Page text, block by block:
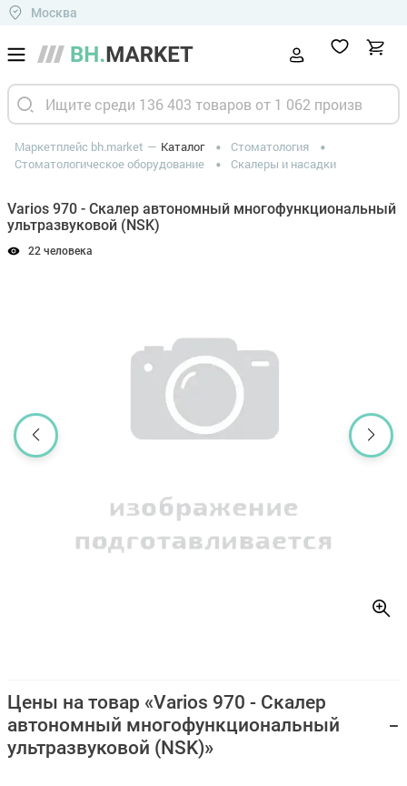
Москва
Маркетплейс bh.market Каталог
Стоматология
Стоматологическое оборудование
Скалеры и насадки
Varios 970 - Скалер автономный многофункциональный
ультразвуковой (NSK)
22 человека
Цены на товар «Varios 970 - Скалер
автономный многофункциональный
ультразвуковой (NSK)»